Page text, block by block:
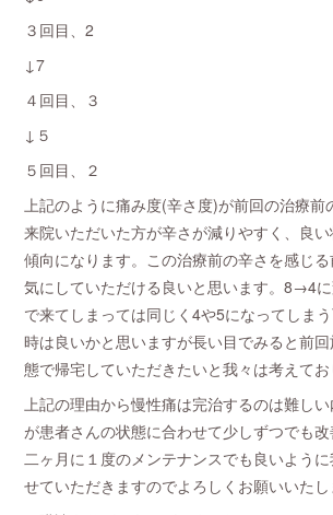
３回目、2
↓7
４回目、３
↓５
５回目、２
上記のように痛み度(辛さ度)が前回の治療前
来院いただいた方が辛さが減りやすく、良
傾向になります。この治療前の辛さを感じ
気にしていただける良いと思います。8→4
で来てしまっては同じく4や5になってしま
時は良いかと思いますが長い目でみると前
態で帰宅していただきたいと我々は考えてお
上記の理由から慢性痛は完治するのは難し
が患者さんの状態に合わせて少しずつでも改
二ヶ月に１度のメンテナンスでも良いよう
せていただきますのでよろしくお願いいたし